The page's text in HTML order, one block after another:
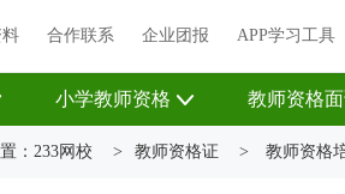
直播 书店 资料 关于我们 帮助中心
料 合作联系 企业团报 APP学习工具
小学教师资格 教师资格
： 233网校 > 教师资格证 > 教师资格